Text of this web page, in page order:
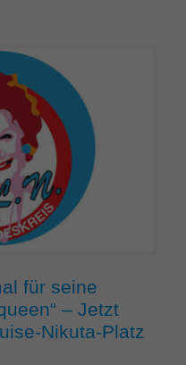
für seine
– Jetzt
Nikuta-Platz